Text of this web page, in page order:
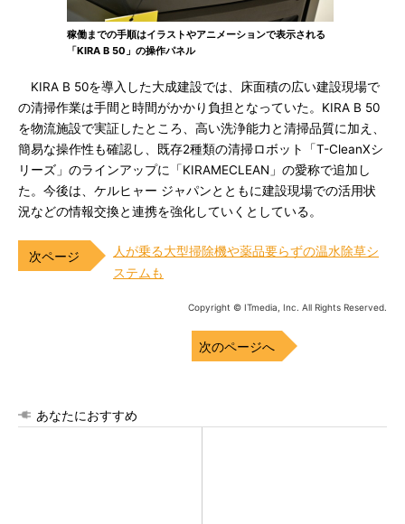
稼働までの手順はイラストやアニメーションで表示される
「KIRA B 50」の操作パネル
KIRA B 50を導入した大成建設では、床面積の広い建設現場で
の清掃作業は手間と時間がかかり負担となっていた。KIRA B 50
を物流施設で実証したところ、高い洗浄能力と清掃品質に加え、
簡易な操作性も確認し、既存2種類の清掃ロボット「T-CleanXシ
リーズ」のラインアップに「KIRAMECLEAN」の愛称で追加し
た。今後は、ケルヒャー ジャパンとともに建設現場での活用状
況などの情報交換と連携を強化していくとしている。
人が乗る大型掃除機や薬品要らずの温水除草シ
ステムも
Copyright © ITmedia, Inc. All Rights Reserved.
次のページへ
あなたにおすすめ